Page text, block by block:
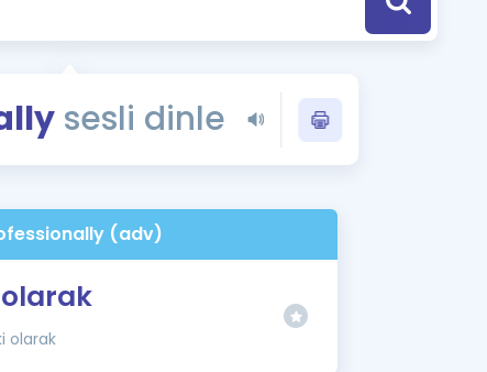
Eğitim ve Kitaplara Özel Fırsatlar
YDS - YÖKDİL Tüm Sınavlarla İlgili Haberler
İngilizce Gramer
İngilizce Gramer ve Konu Anlatımı
sesli dinle
(adv)
olarak